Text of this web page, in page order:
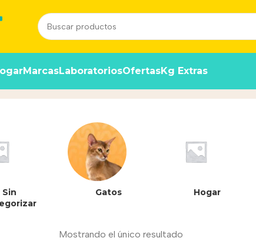
MarcasLaboratoriosOfertasKg Extras
Sin
Gatos Hogar
Mostrando el único resultado